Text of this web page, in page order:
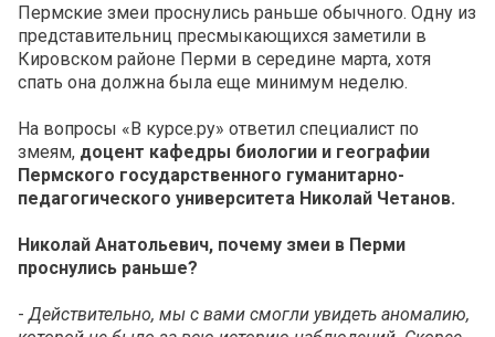
Пермские змеи проснулись раньше обычного. Одну из
представительниц пресмыкающихся заметили в
Кировском районе Перми в середине марта, хотя
спать она должна была еще минимум неделю.
На вопросы «В курсе.ру» ответил специалист по
змеям, доцент кафедры биологии и географии
Пермского государственного гуманитарно-
педагогического университета Николай Четанов.
Николай Анатольевич, почему змеи в Перми
проснулись раньше?
- Действительно, мы с вами смогли увидеть аномалию,